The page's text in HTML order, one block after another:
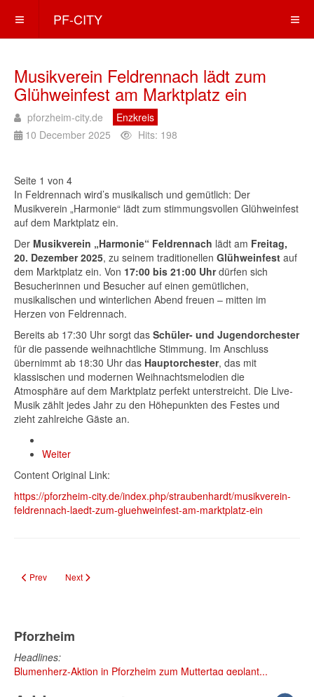
PF-CITY
Musikverein Feldrennach lädt zum
Glühweinfest am Marktplatz ein
pforzheim-city.de
Enzkreis
10 December 2025
Hits: 198
Seite 1 von 4
In Feldrennach wird’s musikalisch und gemütlich: Der
Musikverein „Harmonie“ lädt zum stimmungsvollen Glühweinfest
auf dem Marktplatz ein.
Der Musikverein „Harmonie“ Feldrennach lädt am Freitag,
20. Dezember 2025, zu seinem traditionellen Glühweinfest auf
dem Marktplatz ein. Von 17:00 bis 21:00 Uhrdürfen sich
Besucherinnen und Besucher auf einen gemütlichen,
musikalischen und winterlichen Abend freuen – mitten im
Herzen von Feldrennach.
Bereits ab 17:30 Uhr sorgt das Schüler- und Jugendorchester
für die passende weihnachtliche Stimmung. Im Anschluss
übernimmt ab 18:30 Uhr das Hauptorchester, das mit
klassischen und modernen Weihnachtsmelodien die
Atmosphäre auf dem Marktplatz perfekt unterstreicht. Die Live-
Musik zählt jedes Jahr zu den Höhepunkten des Festes und
zieht zahlreiche Gäste an.
Weiter
Content Original Link:
https://pforzheim-city.de/index.php/straubenhardt/musikverein-
feldrennach-laedt-zum-gluehweinfest-am-marktplatz-ein
Previous article: Coschwa lädt zur Jahresabschlussfeier 2025 ins Lilli’x ein
Prev Next article: OGV Langenalb lädt zum traditionellen Glühweinfest
Next
Pforzheim
Headlines:
Blumenherz-Aktion in Pforzheim zum Muttertag geplant...